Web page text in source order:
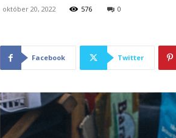
október 20, 2022 576 0
Facebook Twitter